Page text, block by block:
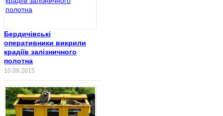
Бердичівські
оперативники викрили
крадіїв залізничного
полотна
10.09.2015